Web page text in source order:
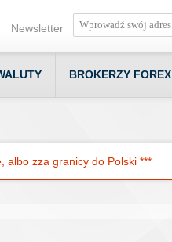
Newsletter
BROKERZY FOREX
albo zza granicy do Polski ***